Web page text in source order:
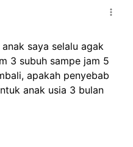
saya selalu agak
3 subuh sampe jam 5
apakah penyebab
anak usia 3 bulan